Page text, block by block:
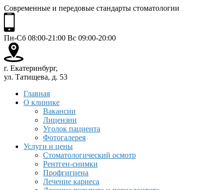
Современные и передовые стандарты стоматологии
Пн-Сб 08:00-21:00 Вс 09:00-20:00
г. Екатеринбург,
ул. Татищева, д. 53
Главная
О клинике
Вакансии
Лицензии
Уголок пациента
Фотогалерея
Услуги и цены
Стоматологический осмотр
Рентген-снимки
Профгигиена
Лечение кариеса